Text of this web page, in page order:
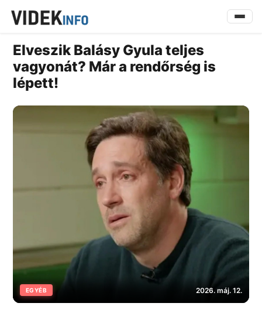
Elveszik Balásy Gyula teljes
vagyonát? Már a rendőrség is
lépett!
EGYÉB 2026. máj. 12.